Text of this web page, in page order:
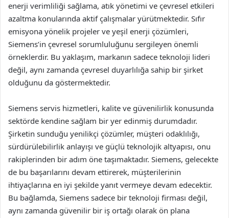
enerji verimliliği sağlama, atık yönetimi ve çevresel etkileri
azaltma konularında aktif çalışmalar yürütmektedir. Sıfır
emisyona yönelik projeler ve yeşil enerji çözümleri,
Siemens’in çevresel sorumluluğunu sergileyen önemli
örneklerdir. Bu yaklaşım, markanın sadece teknoloji lideri
değil, aynı zamanda çevresel duyarlılığa sahip bir şirket
olduğunu da göstermektedir.
Siemens servis hizmetleri, kalite ve güvenilirlik konusunda
sektörde kendine sağlam bir yer edinmiş durumdadır.
Şirketin sunduğu yenilikçi çözümler, müşteri odaklılığı,
sürdürülebilirlik anlayışı ve güçlü teknolojik altyapısı, onu
rakiplerinden bir adım öne taşımaktadır. Siemens, gelecekte
de bu başarılarını devam ettirerek, müşterilerinin
ihtiyaçlarına en iyi şekilde yanıt vermeye devam edecektir.
Bu bağlamda, Siemens sadece bir teknoloji firması değil,
aynı zamanda güvenilir bir iş ortağı olarak ön plana